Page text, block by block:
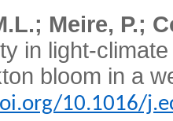
Meire, P.;
in light-
bloom in a
10.1016/